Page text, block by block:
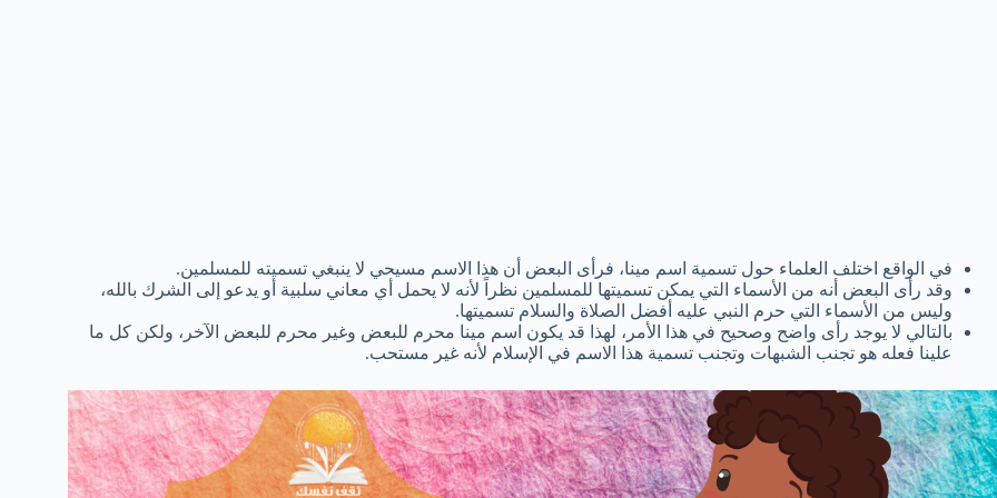
في الواقع اختلف العلماء حول تسمية اسم مينا، فرأى البعض أن هذا الاسم مسيحي لا ينبغي تسميته للمسلمين.
وقد رأى البعض أنه من الأسماء التي يمكن تسميتها للمسلمين نظراً لأنه لا يحمل أي معاني سلبية أو يدعو إلى الشرك بالله،
وليس من الأسماء التي حرم النبي عليه أفضل الصلاة والسلام تسميتها.
بالتالي لا يوجد رأى واضح وصحيح في هذا الأمر، لهذا قد يكون اسم مينا محرم للبعض وغير محرم للبعض الآخر، ولكن كل ما
علينا فعله هو تجنب الشبهات وتجنب تسمية هذا الاسم في الإسلام لأنه غير مستحب.